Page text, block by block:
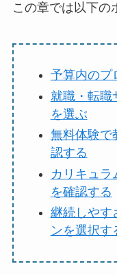
この章では以下の
予算内のプ
就職・転職
を選ぶ
無料体験で
認する
カリキュラ
を確認する
継続しやす
ンを選択す